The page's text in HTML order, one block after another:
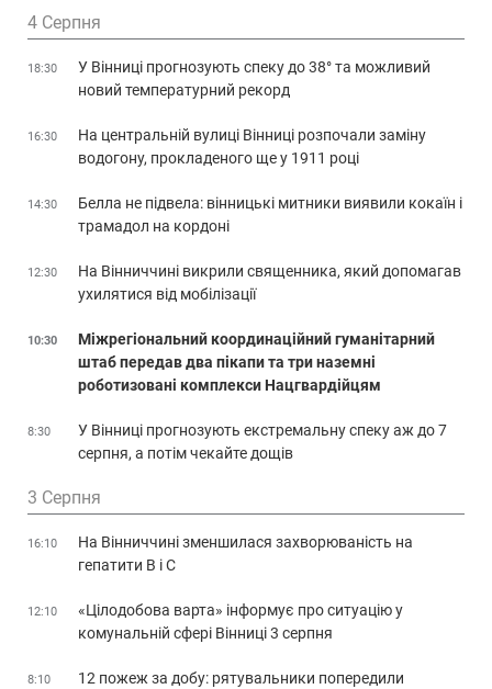
4 Серпня
18:30
У Вінниці прогнозують спеку до 38° та можливий
новий температурний рекорд
16:30
На центральній вулиці Вінниці розпочали заміну
водогону, прокладеного ще у 1911 році
14:30
Белла не підвела: вінницькі митники виявили кокаїн і
трамадол на кордоні
12:30
На Вінниччині викрили священника, який допомагав
ухилятися від мобілізації
10:30
Міжрегіональний координаційний гуманітарний
штаб передав два пікапи та три наземні
роботизовані комплекси Нацгвардійцям
8:30
У Вінниці прогнозують екстремальну спеку аж до 7
серпня, а потім чекайте дощів
3 Серпня
16:10
На Вінниччині зменшилася захворюваність на
гепатити В і С
12:10
«Цілодобова варта» інформує про ситуацію у
комунальній сфері Вінниці 3 серпня
8:10
12 пожеж за добу: рятувальники попередили